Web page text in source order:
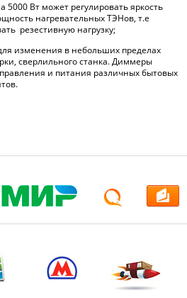
5000 Вт может регулировать яркость
нагревательных ТЭНов, т.е
резестивную нагрузку;
изменения в небольших пределах
сверлильного станка. Диммеры
и питания различных бытовых